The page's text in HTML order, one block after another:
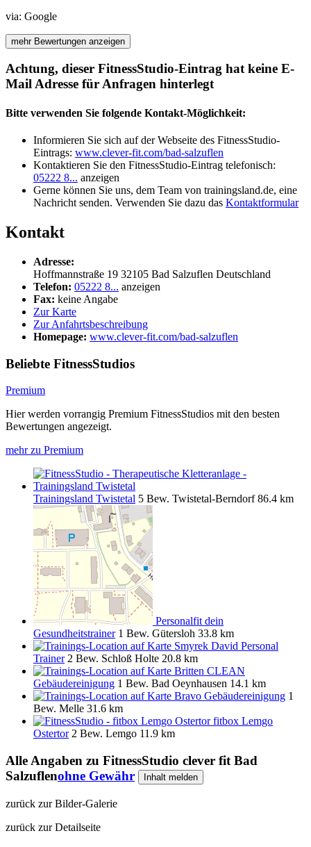
via: Google
mehr Bewertungen anzeigen
Achtung, dieser FitnessStudio-Eintrag hat keine E-
Mail Adresse für Anfragen hinterlegt
Bitte verwenden Sie folgende Kontakt-Möglichkeit:
Informieren Sie sich auf der Webseite des FitnessStudio-
Eintrags: www.clever-fit.com/bad-salzuflen
Kontaktieren Sie den FitnessStudio-Eintrag telefonisch:
05222 8... anzeigen
Gerne können Sie uns, dem Team von trainingsland.de, eine
Nachricht senden. Verwenden Sie dazu das Kontaktformular
Kontakt
Adresse:
Hoffmannstraße 19 32105 Bad Salzuflen Deutschland
Telefon: 05222 8... anzeigen
Fax: keine Angabe
Zur Karte
Zur Anfahrtsbeschreibung
Homepage: www.clever-fit.com/bad-salzuflen
Beliebte FitnessStudios
Premium
Hier werden vorrangig Premium FitnessStudios mit den besten
Bewertungen angezeigt.
mehr zu Premium
Trainingsland Twistetal 5 Bew. Twistetal-Berndorf 86.4 km
Personalfit dein
Gesundheitstrainer 1 Bew. Gütersloh 33.8 km
Smyrek David Personal
Trainer 2 Bew. Schloß Holte 20.8 km
Britten CLEAN
Gebäudereinigung 1 Bew. Bad Oeynhausen 14.1 km
Bravo Gebäudereinigung 1
Bew. Melle 31.6 km
fitbox Lemgo
Ostertor 2 Bew. Lemgo 11.9 km
Alle Angaben zu FitnessStudio clever fit Bad
Salzuflenohne Gewähr Inhalt melden
zurück zur Bilder-Galerie
zurück zur Detailseite